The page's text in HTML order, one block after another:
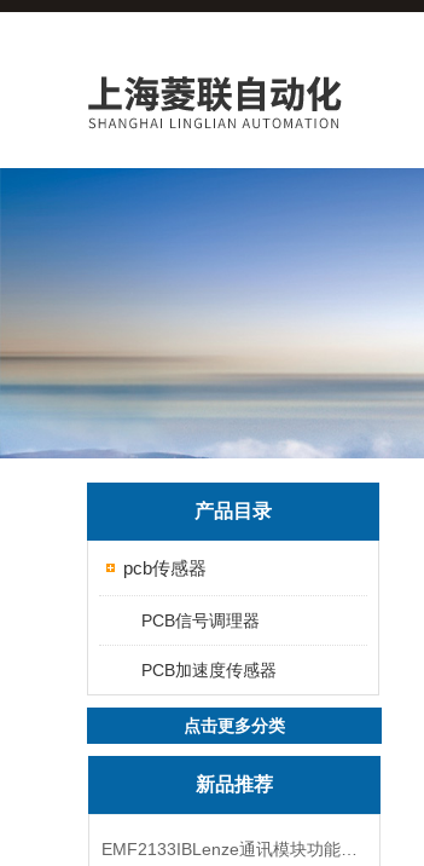
产品目录
pcb传感器
PCB信号调理器
PCB加速度传感器
点击更多分类
新品推荐